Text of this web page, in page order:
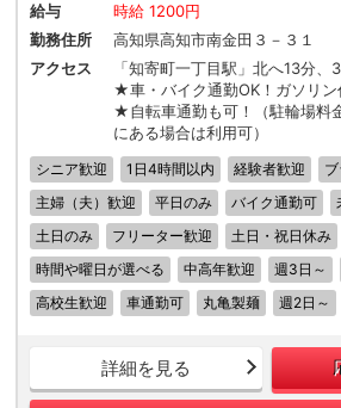
給与
時給 1200円
勤務住所
高知県高知市南金田３－３１
アクセス
「知寄町一丁目駅」北へ13分、
★車・バイク通勤OK！ガソリン
★自転車通勤も可！（駐輪場料
にある場合は利用可）
シニア歓迎 1日4時間以内 経験者歓迎
主婦（夫）歓迎
平日のみ バイク通勤可
土日のみ
フリーター歓迎 土日・祝日休み
時間や曜日が選べる
中高年歓迎 週3日～
高校生歓迎
車通勤可 丸亀製麺 週2日～
詳細を見る